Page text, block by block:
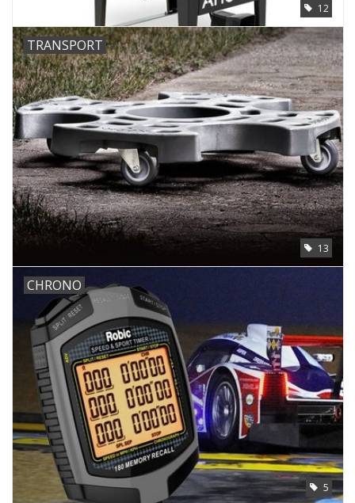
12
TRANSPORT
13
CHRONO
5